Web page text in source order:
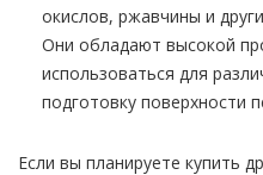
окислов, ржавчины и
Они обладают высокой
использоваться для
подготовку поверхности
Если вы планируете купить